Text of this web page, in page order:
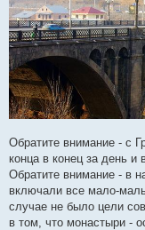
Обратите внимание - с
конца в конец за день и
Обратите внимание - в
включали все мало-
случае не было цели
в том, что монастыри -